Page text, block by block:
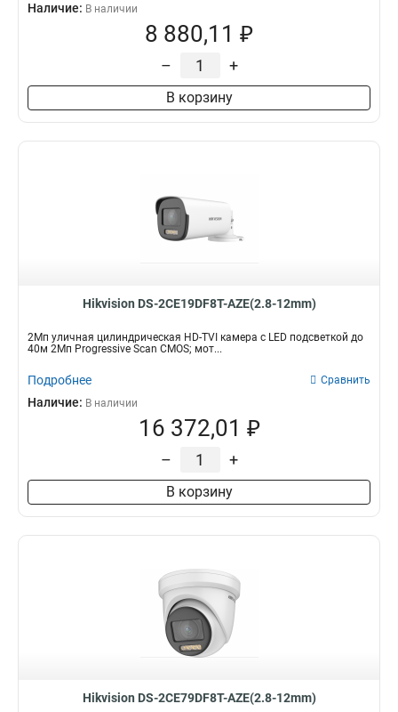
Наличие: В наличии
8 880,11 ₽
– +
В корзину
Hikvision DS-2CE19DF8T-AZE(2.8-12mm)
2Мп уличная цилиндрическая HD-TVI камера с LED подсветкой до
40м 2Мп Progressive Scan CMOS; мот...
Подробнее Сравнить
Наличие: В наличии
16 372,01 ₽
– +
В корзину
Hikvision DS-2CE79DF8T-AZE(2.8-12mm)